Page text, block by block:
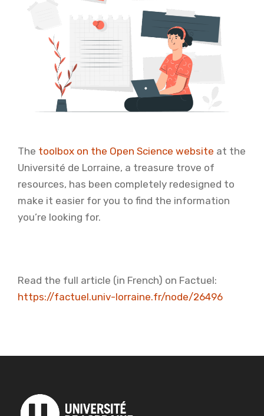
The toolbox on the Open Science website at the
Université de Lorraine, a treasure trove of
resources, has been completely redesigned to
make it easier for you to find the information
you’re looking for.
Read the full article (in French) on Factuel:
https://factuel.univ-lorraine.fr/node/26496